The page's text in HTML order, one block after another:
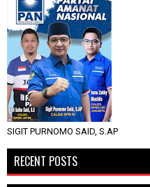
SIGIT PURNOMO SAID, S.AP
RECENT POSTS